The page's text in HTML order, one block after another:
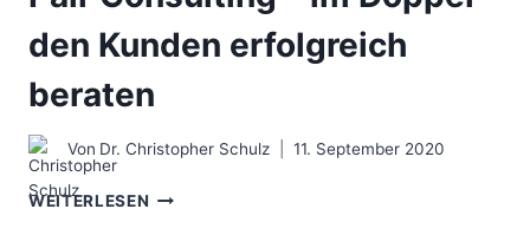
den Kunden erfolgreich
beraten
Von Dr. Christopher Schulz 11. September 2020
WEITERLESEN PAIR